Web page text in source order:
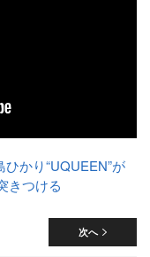
かり“UQUEEN”が
きつける
次へ